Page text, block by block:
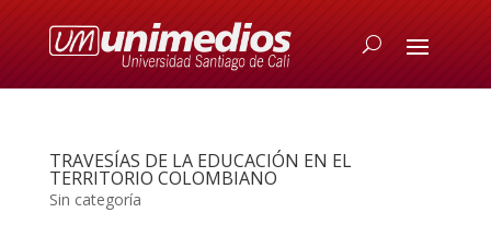
TRAVESÍAS DE LA EDUCACIÓN EN EL
TERRITORIO COLOMBIANO
Sin categoría